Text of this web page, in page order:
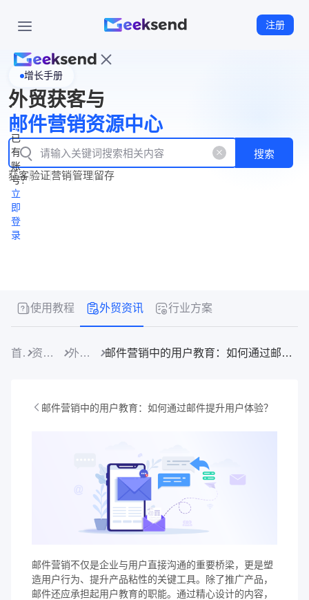
注册
页
WhatsApp
企业号
New
产
品
功
能
产
品
价
格
资
源
中
心
立
即
注
册
已
有
账
号？
立
即
登
录
增长手册
外贸获客与
邮件营销资源中心
搜索
获客验证营销管理留存
使用教程 外贸资讯 行业方案
首页 资源中心 外贸资讯 邮件营销中的用户教育：如何通过邮件提升用户体验？
邮件营销中的用户教育：如何通过邮件提升用户体验？
邮件营销不仅是企业与用户直接沟通的重要桥梁，更是塑
造用户行为、提升产品粘性的关键工具。除了推广产品，
邮件还应承担起用户教育的职能。通过精心设计的内容，